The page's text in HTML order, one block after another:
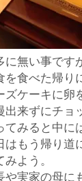
に無い事です
を食べた帰り
ズケーキに卵
出来ずにチョ
てみると中に
はもう帰り道
みよう。
や実家の母に